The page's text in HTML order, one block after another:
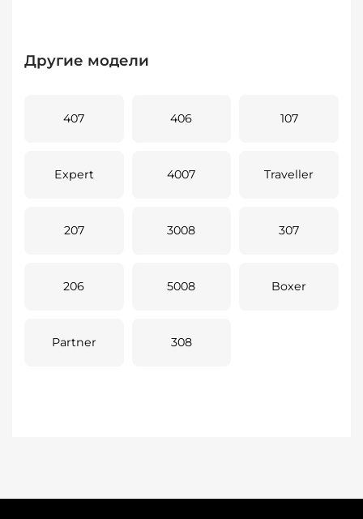
Другие модели
407 406 107
Expert 4007 Traveller
207 3008 307
206 5008 Boxer
Partner 308